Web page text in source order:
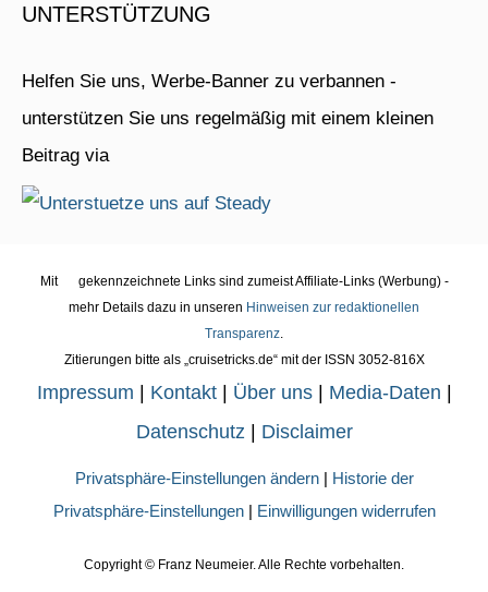
UNTERSTÜTZUNG
Helfen Sie uns, Werbe-Banner zu verbannen -
unterstützen Sie uns regelmäßig mit einem kleinen
Beitrag via
Mit
gekennzeichnete Links sind zumeist Affiliate-Links (Werbung) -
mehr Details dazu in unseren Hinweisen zur redaktionellen
Transparenz
Zitierungen bitte als „cruisetricks.de“ mit der ISSN 3052-816X
Impressum | Kontakt| Über uns| Media-Daten |
Datenschutz | Disclaimer
Privatsphäre-Einstellungen ändern| Historie der
Privatsphäre-Einstellungen| Einwilligungen widerrufen
Copyright © Franz Neumeier. Alle Rechte vorbehalten.